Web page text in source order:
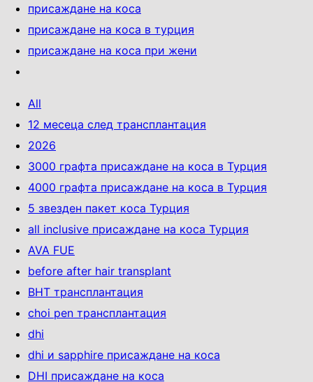
присаждане на коса
присаждане на коса в турция
присаждане на коса при жени
All
12 месеца след трансплантация
2026
3000 графта присаждане на коса в Турция
4000 графта присаждане на коса в Турция
5 звезден пакет коса Турция
all inclusive присаждане на коса Турция
AVA FUE
before after hair transplant
BHT трансплантация
choi pen трансплантация
dhi
dhi и sapphire присаждане на коса
DHI присаждане на коса